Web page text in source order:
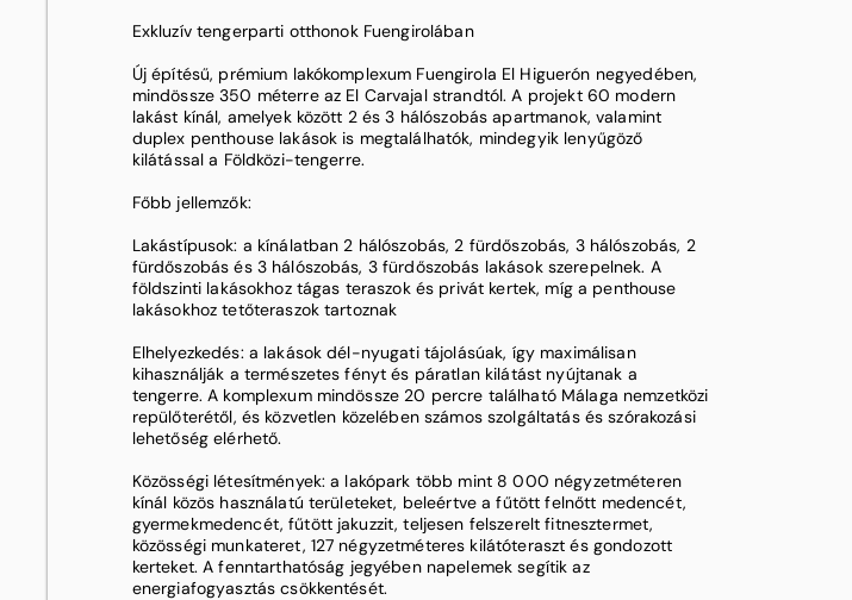
Exkluzív tengerparti otthonok Fuengirolában
Új építésű, prémium lakókomplexum Fuengirola El Higuerón negyedében,
mindössze 350 méterre az El Carvajal strandtól. A projekt 60 modern
lakást kínál, amelyek között 2 és 3 hálószobás apartmanok, valamint
duplex penthouse lakások is megtalálhatók, mindegyik lenyűgöző
kilátással a Földközi-tengerre.
Főbb jellemzők:
Lakástípusok: a kínálatban 2 hálószobás, 2 fürdőszobás, 3 hálószobás, 2
fürdőszobás és 3 hálószobás, 3 fürdőszobás lakások szerepelnek. A
földszinti lakásokhoz tágas teraszok és privát kertek, míg a penthouse
lakásokhoz tetőteraszok tartoznak
Elhelyezkedés: a lakások dél-nyugati tájolásúak, így maximálisan
kihasználják a természetes fényt és páratlan kilátást nyújtanak a
tengerre. A komplexum mindössze 20 percre található Málaga nemzetközi
repülőterétől, és közvetlen közelében számos szolgáltatás és szórakozási
lehetőség elérhető. ​
Közösségi létesítmények: a lakópark több mint 8 000 négyzetméteren
kínál közös használatú területeket, beleértve a fűtött felnőtt medencét,
gyermekmedencét, fűtött jakuzzit, teljesen felszerelt fitnesztermet,
közösségi munkateret, 127 négyzetméteres kilátóteraszt és gondozott
kerteket. A fenntarthatóság jegyében napelemek segítik az
energiafogyasztás csökkentését. ​